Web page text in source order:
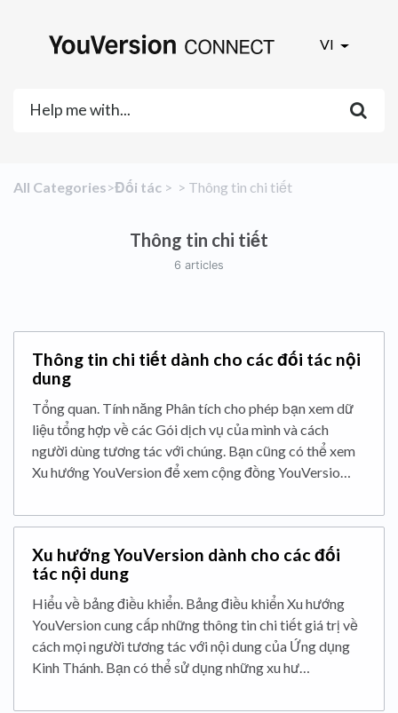
VI
All Categories​>​​Đối tác ​ > ​ ​ > ​ ​Thông tin chi tiết
Thông tin chi tiết
6 articles
Thông tin chi tiết dành cho các đối tác nội
dung
Tổng quan. Tính năng Phân tích cho phép bạn xem dữ
liệu tổng hợp về các Gói dịch vụ của mình và cách
người dùng tương tác với chúng. Bạn cũng có thể xem
Xu hướng YouVersion để xem cộng đồng YouVersio…
Xu hướng YouVersion dành cho các đối
tác nội dung
Hiểu về bảng điều khiển. Bảng điều khiển Xu hướng
YouVersion cung cấp những thông tin chi tiết giá trị về
cách mọi người tương tác với nội dung của Ứng dụng
Kinh Thánh. Bạn có thể sử dụng những xu hư…